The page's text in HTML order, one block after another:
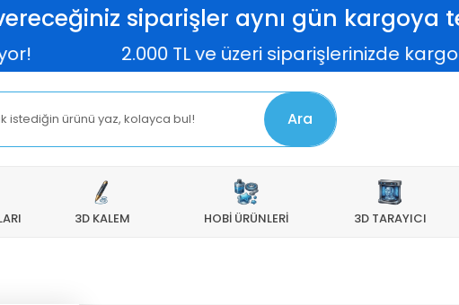
siparişler aynı gün kargoya
2.000 TL ve üzeri siparişlerinizde kargo
Ara
3D KALEM HOBİ ÜRÜNLERİ 3D TARAYICI